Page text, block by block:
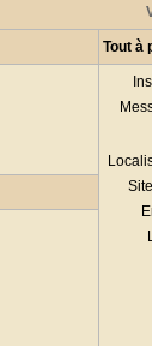
Tout à